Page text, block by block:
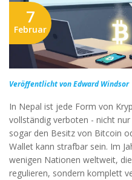
7
Februar
Veröffentlicht von Edward Windsor
In Nepal ist jede Form von
vollständig verboten - nicht
sogar den Besitz von Bitcoin
Wallet kann strafbar sein. Im
wenigen Nationen weltweit,
regulieren, sondern komplett